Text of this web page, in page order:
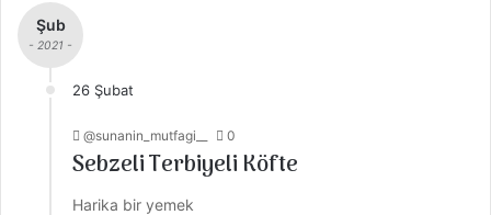
Şub
- 2021 -
26 Şubat
@sunanin_mutfagi__ 0
Sebzeli Terbiyeli Köfte
Harika bir yemek